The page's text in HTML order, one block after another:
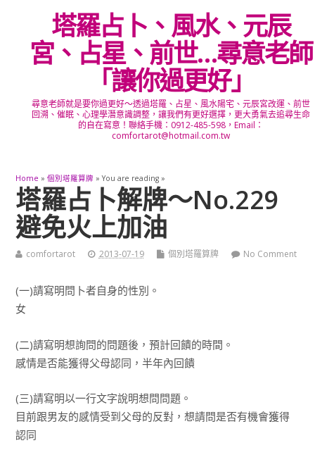
塔羅占卜、風水、元辰
宮、占星、前世…尋意老師
「讓你過更好」
尋意老師就是要你過更好～透過塔羅、占星、風水陽宅、元辰宮改運、前世
回溯、催眠、心理學潛意識調整，讓我們有更好選擇，更大勇氣去追尋生命
的自在寫意！聯絡手機：0912-485-598，Email：
comfortarot@hotmail.com.tw
Home » 個別塔羅算牌 » You are reading »
塔羅占卜解牌～No.229
避免火上加油
comfortarot 2013-07-19 個別塔羅算牌 No Comment
(一)請寫明問卜者自身的性別。
女
(二)請寫明想詢問的問題後，預計回饋的時間。
感情是否能獲得父母認同，半年內回饋
(三)請寫明以一行文字說明想問問題。
目前跟男友的感情受到父母的反對，想請問是否有機會獲得
認同